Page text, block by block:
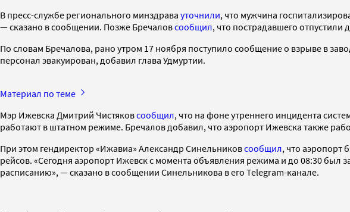
В пресс-службе регионального минздрава уточнили, что мужчина
— сказано в сообщении. Позже Бречаловсообщил, что пострадавшего
По словам Бречалова, рано утром 17 ноября поступило сообщение о взрыве в
персонал эвакуирован, добавил глава Удмуртии.
Материал по теме
Мэр Ижевска Дмитрий Чистяковсообщил, что на фоне утреннего инцидента
работают в штатном режиме. Бречалов добавил, что аэропорт Ижевска также
При этом гендиректор «Ижавиа» Александр Синельниковсообщил, что аэропорт
рейсов. «Сегодня аэропорт Ижевск с момента объявления режима и до 08:30
расписанию», — сказано в сообщении Синельникова в его Telegram-канале.